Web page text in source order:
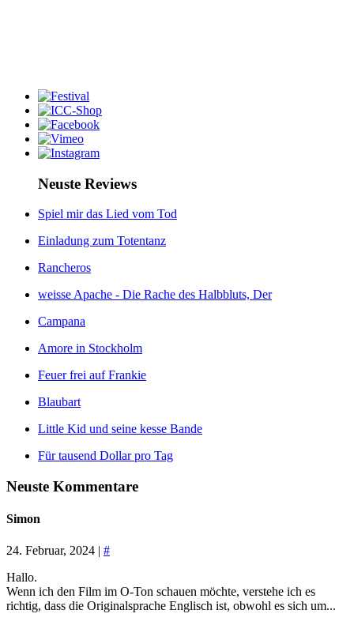
Neuste Reviews
Spiel mir das Lied vom Tod
Einladung zum Totentanz
Rancheros
weisse Apache - Die Rache des Halbbluts, Der
Campana
Amore in Stockholm
Feuer frei auf Frankie
Blaubart
Little Kid und seine kesse Bande
Für tausend Dollar pro Tag
Neuste Kommentare
Simon
24. Februar, 2024 | #
Hallo.
Wenn ich den Film im O-Ton schauen möchte, verstehe ich es
richtig, dass die Originalsprache Englisch ist, obwohl es sich um...